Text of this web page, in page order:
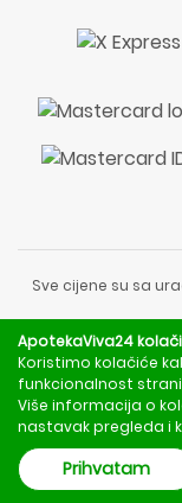
Sve cijene su sa
Za obavijesti o
obratite
Copyright © 2020 -
ApotekaViva24
Koristimo kolačiće
funkcionalnost
Više informacija o
nastavak pregleda i
Prihvatam